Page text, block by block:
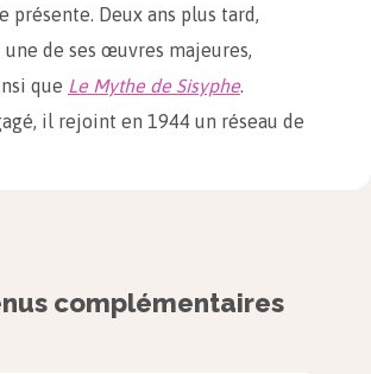
présente. Deux ans plus tard,
une de ses œuvres majeures,
que Le Mythe de Sisyphe.
il rejoint en 1944 un réseau de
complémentaires